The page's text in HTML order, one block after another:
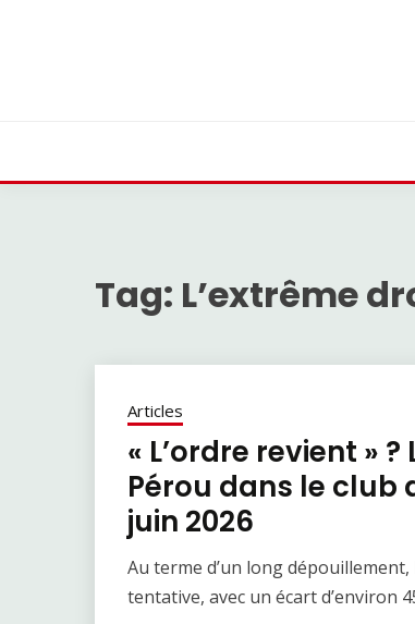
Tag: L’extrême
Articles
« L’ordre revient »
Pérou dans le club
juin 2026
Au terme d’un long
tentative, avec un écart d’environ